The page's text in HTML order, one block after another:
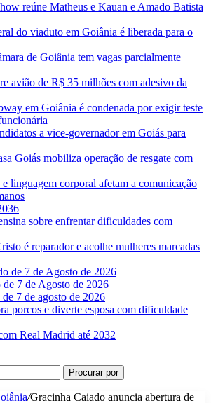
reúne Matheus e Kauan e Amado Batista
do viaduto em Goiânia é liberada para o
de Goiânia tem vagas parcialmente
avião de R$ 35 milhões com adesivo da
em Goiânia é condenada por exigir teste
a vice-governador em Goiás para
Goiás mobiliza operação de resgate com
linguagem corporal afetam a comunicação
sobre enfrentar dificuldades com
é reparador e acolhe mulheres marcadas
de 7 de Agosto de 2026
7 de Agosto de 2026
7 de agosto de 2026
porcos e diverte esposa com dificuldade
Real Madrid até 2032
Procurar por
/Gracinha Caiado anuncia abertura de